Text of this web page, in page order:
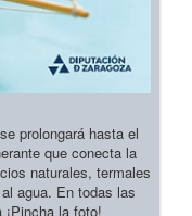
prolongará hasta el
que conecta la
naturales, termales
agua. En todas las
la foto!